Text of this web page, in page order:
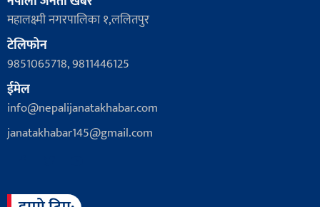
महालक्ष्मी नगरपालिका १,ललितपुर
टेलिफोन
9851065718, 9811446125
ईमेल
info@nepalijanatakhabar.com
janatakhabar145@gmail.com